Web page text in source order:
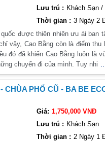
Lưu trú : Khách Sạn
Thời gian : 3 Ngày 2
được thiên nhiên ưu ái ban
vậy, Cao Bằng còn là điểm thu
đó đã khiến Cao Bằng luôn là
chuyến đi của mình. Tuy
bối rối trước sự đa dạng về văn
với Cao Bằng chúng tôi mang
vùng đất lịch sử của Tổ quốc
CHÙA PHỐ CŨ - BA BE
Giá: 1,750,000 VNĐ
Lưu trú : Khách Sạn
Thời gian : 2 Ngày 1